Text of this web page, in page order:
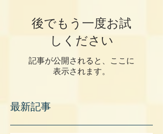
後でもう一度お試
しください
記事が公開されると、ここに
表示されます。
最新記事